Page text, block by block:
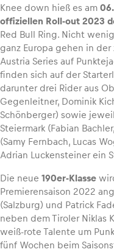
Fahrzeug
Business
Knee down hieß es am
offiziellen Roll-out 2023
Red Bull Ring. Nicht
ganz Europa gehen in
Austria Series auf
finden sich auf der
darunter drei Rider aus
Gegenleitner, Dominik
Schönberger) sowie
Steiermark (Fabian
(Samy Fernbach, Lucas
Adrian Luckensteiner ein
Die neue 190er-Klasse
Premierensaison 2022
(Salzburg) und Patrick
neben dem Tiroler Niklas
weiß-rote Talente um
fünf Wochen beim